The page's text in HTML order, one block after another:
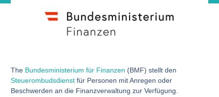
The Bundesministerium für Finanzen (BMF) stellt den
Steuerombudsdienst für Personen mit Anregen oder
Beschwerden an die Finanzverwaltung zur Verfügung.